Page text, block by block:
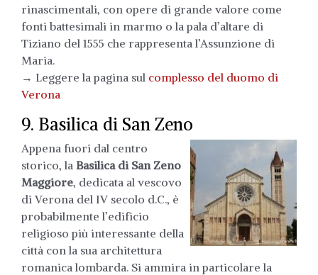
rinascimentali, con opere di grande valore come
fonti battesimali in marmo o la pala d’altare di
Tiziano del 1555 che rappresenta l’Assunzione di
Maria.
→ Leggere la pagina sul complesso del duomo di
Verona
9. Basilica di San Zeno
Appena fuori dal centro
storico, la Basilica di San Zeno
Maggiore, dedicata al vescovo
di Verona del IV secolo d.C., è
probabilmente l’edificio
religioso più interessante della
città con la sua architettura
romanica lombarda. Si ammira in particolare la